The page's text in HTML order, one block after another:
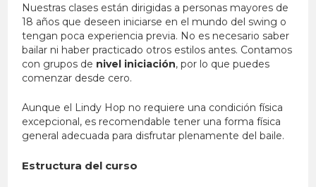
Nuestras clases están dirigidas a personas mayores de
18 años que deseen iniciarse en el mundo del swing o
tengan poca experiencia previa. No es necesario saber
bailar ni haber practicado otros estilos antes. Contamos
con grupos de nivel iniciación, por lo que puedes
comenzar desde cero.
Aunque el Lindy Hop no requiere una condición física
excepcional, es recomendable tener una forma física
general adecuada para disfrutar plenamente del baile.
Estructura del curso